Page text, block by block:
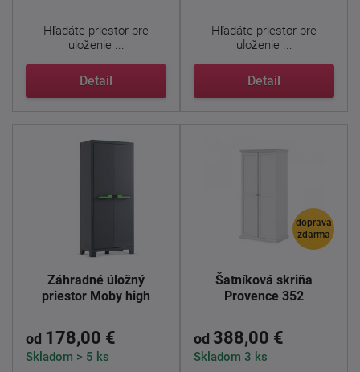
Hľadáte priestor pre
uloženie ...
Detail
Hľadáte priestor pre
uloženie ...
Detail
Záhradné úložný
priestor Moby high
od 178,00 €
Skladom > 5 ks
doprava
zdarma
Šatníková skriňa
Provence 352
od 388,00 €
Skladom 3 ks